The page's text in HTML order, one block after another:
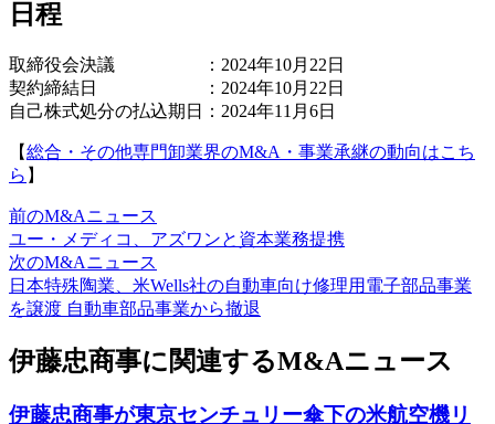
日程
取締役会決議 ：2024年10月22日
契約締結日 ：2024年10月22日
自己株式処分の払込期日：2024年11月6日
【総合・その他専門卸業界のM&A・事業承継の動向はこち
ら 】
前のM&Aニュース
ユー・メディコ、アズワンと資本業務提携
次のM&Aニュース
日本特殊陶業、米Wells社の自動車向け修理用電子部品事業
を譲渡 自動車部品事業から撤退
伊藤忠商事に関連するM&Aニュース
伊藤忠商事が東京センチュリー傘下の米航空機リ